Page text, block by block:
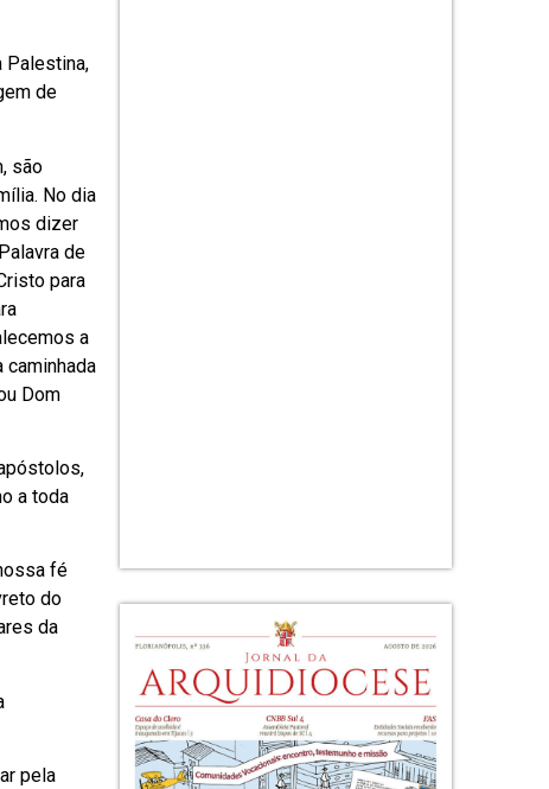
Palestina,
de
são
No dia
dizer
de
para
a
Dom
a toda
fé
do
da
pela